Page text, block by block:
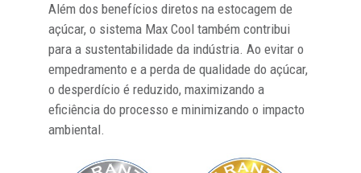
Além dos benefícios diretos na estocagem de
açúcar, o sistema Max Cool também contribui
para a sustentabilidade da indústria. Ao evitar o
empedramento e a perda de qualidade do açúcar,
o desperdício é reduzido, maximizando a
eficiência do processo e minimizando o impacto
ambiental.